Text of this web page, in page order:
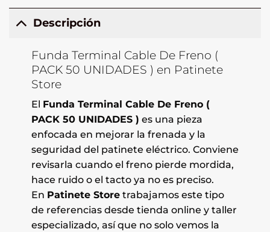
Descripción
Funda Terminal Cable De Freno (
PACK 50 UNIDADES ) en Patinete
Store
El Funda Terminal Cable De Freno (
PACK 50 UNIDADES ) es una pieza
enfocada en mejorar la frenada y la
seguridad del patinete eléctrico. Conviene
revisarla cuando el freno pierde mordida,
hace ruido o el tacto ya no es preciso.
En Patinete Storetrabajamos este tipo
de referencias desde tienda online y taller
especializado, así que no solo vemos la